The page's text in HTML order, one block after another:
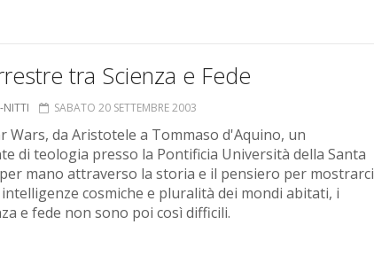
tra Scienza e Fede
NITTI SABATO 20 SETTEMBRE 2003
Wars, da Aristotele a Tommaso d'Aquino, un
di teologia presso la Pontificia Università della Santa
mano attraverso la storia e il pensiero per mostrarci
cosmiche e pluralità dei mondi abitati, i
e fede non sono poi così difficili.